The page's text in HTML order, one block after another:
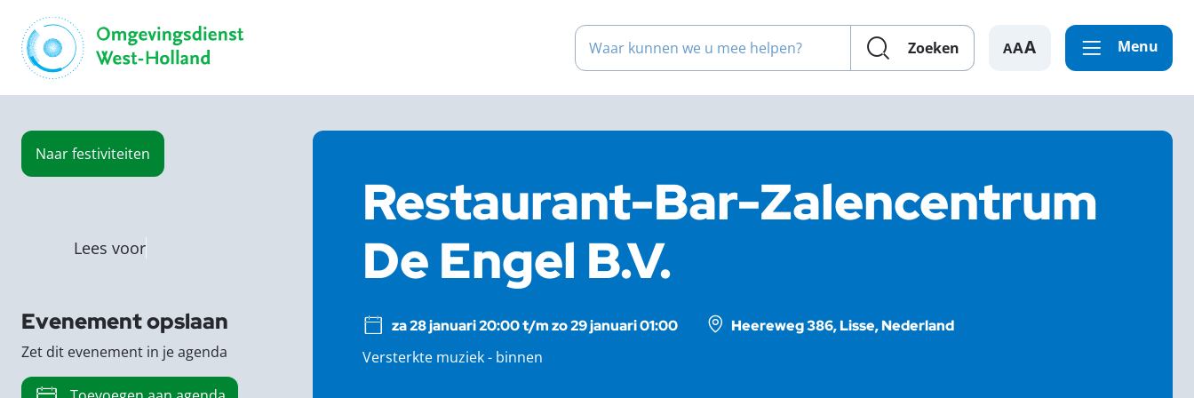
Waar kunnen we u mee helpen?
Zoeken A Menu
Naarfestiviteiten
Restaurant-Bar-Zalencentrum
De Engel B.V.
za 28 januari 20:00 t/m zo 29 januari 01:00
Heereweg 386, Lisse, Nederland
Versterkte muziek - binnen
Lees voor
Evenement opslaan
Zet dit evenement in je agenda